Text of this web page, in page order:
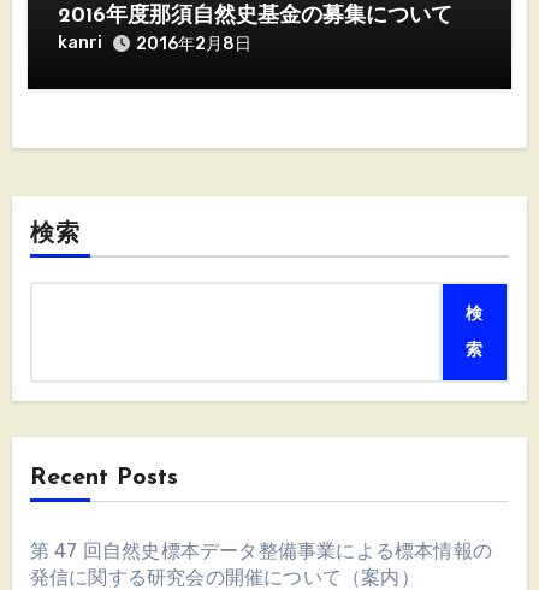
2016年度那須自然史基金の募集について
kanri 2016年2月8日
検索
検
索
Recent Posts
第 47 回自然史標本データ整備事業による標本情報の
発信に関する研究会の開催について（案内）